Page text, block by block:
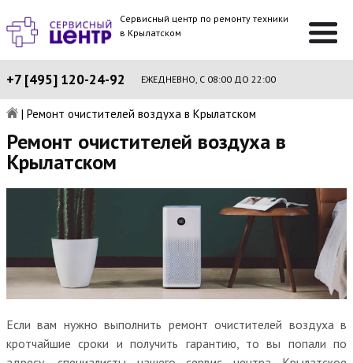
Сервисный центр по ремонту техники
в Крылатском
+7 [495] 120-24-92 ЕЖЕДНЕВНО, С 08:00 ДО 22:00
| Ремонт очистителей воздуха в Крылатском
Ремонт очистителей воздуха в
Крылатском
Если вам нужно выполнить ремонт очистителей воздуха в
кротчайшие сроки и получить гарантию, то вы попали по